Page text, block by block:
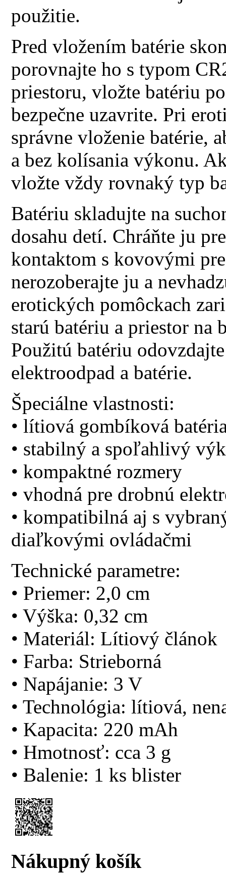
použitie.
Pred vložením batérie
porovnajte ho s typom
priestoru, vložte batériu
bezpečne uzavrite. Pri
správne vloženie batérie,
a bez kolísania výkonu.
vložte vždy rovnaký typ
Batériu skladujte na
dosahu detí. Chráňte ju
kontaktom s kovovými
nerozoberajte ju a
erotických pomôckach
starú batériu a priestor na
Použitú batériu
elektroodpad a batérie.
Špeciálne vlastnosti:
• lítiová gombíková
• stabilný a spoľahlivý
• kompaktné rozmery
• vhodná pre drobnú
• kompatibilná aj s
diaľkovými ovládačmi
Technické parametre:
• Priemer: 2,0 cm
• Výška: 0,32 cm
• Materiál: Lítiový článok
• Farba: Strieborná
• Napájanie: 3 V
• Technológia: lítiová,
• Kapacita: 220 mAh
• Hmotnosť: cca 3 g
• Balenie: 1 ks blister
Nákupný košík